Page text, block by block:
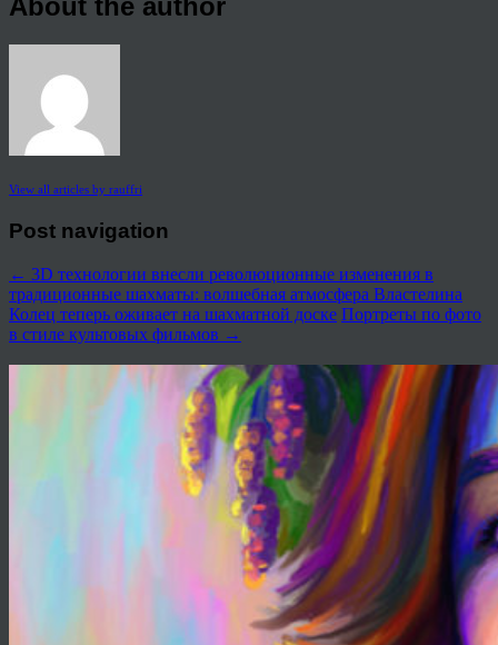
About the author
View all articles by rauffri
Post navigation
← 3D технологии внесли революционные изменения в
традиционные шахматы: волшебная атмосфера Властелина
Колец теперь оживает на шахматной доске Портреты по фото
в стиле культовых фильмов →